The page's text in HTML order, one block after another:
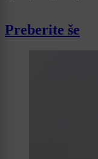
Preberite še